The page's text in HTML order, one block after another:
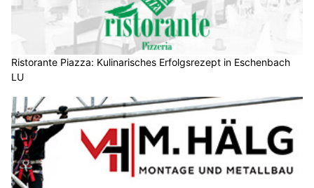
Ristorante Piazza: Kulinarisches Erfolgsrezept in Eschenbach
LU